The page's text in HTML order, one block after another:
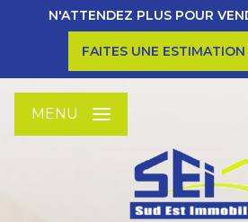
N'ATTENDEZ PLUS POUR
FAITES UNE ESTIMATION
MENU